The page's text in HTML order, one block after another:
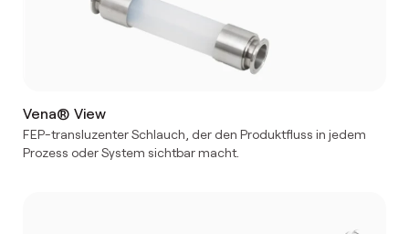
Vena® View
FEP-transluzenter Schlauch, der den Produktfluss in jedem
Prozess oder System sichtbar macht.